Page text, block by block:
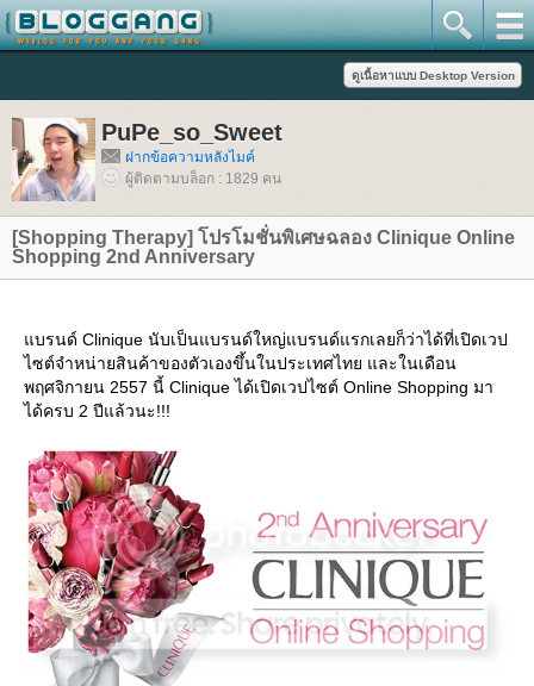
PuPe_so_Sweet
ฝากข้อความหลังไมค์
ผู้ติดตามบล็อก : 1829 คน
[Shopping Therapy] โปรโมชั่นพิเศษฉลอง Clinique Online
Shopping 2nd Anniversary
บรนด์ Clinique นับเป็นแบรนด์ใหญ่แบรนด์แรกเลยก็ว่าได้ที่เปิดเวป
ไซต์จำหน่ายสินค้าของตัวเองขึ้นในประเทศไทย และในเดือน
พฤศจิกายน 2557 นี้ Clinique ได้เปิดเวปไซต์ Online Shopping มา
ได้ครบ 2 ปีแล้วนะ!!!